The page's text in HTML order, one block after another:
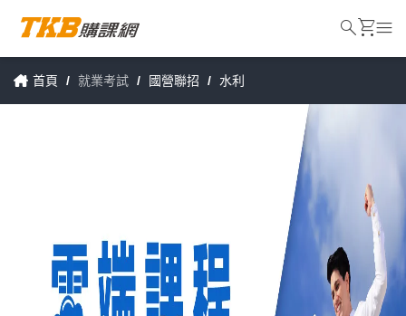
首頁 / 就業考試 / 國營聯招 / 水利
searchshopping_cartmenu